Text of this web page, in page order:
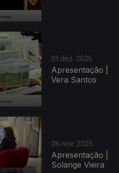
01 dez. 2025
Apresentação |
Vera Santos
28 nov. 2025
Apresentação |
Solange Vieira